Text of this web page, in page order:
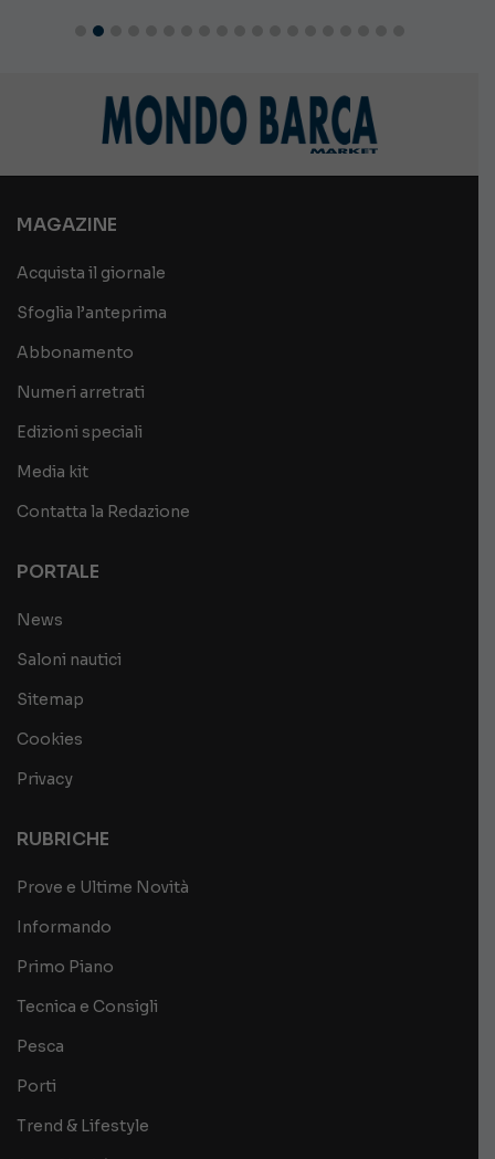
MAGAZINE
Acquista il giornale
Sfoglia l’anteprima
Abbonamento
Numeri arretrati
Edizioni speciali
Media kit
Contatta la Redazione
PORTALE
News
Saloni nautici
Sitemap
Cookies
Privacy
RUBRICHE
Prove e Ultime Novità
Informando
Primo Piano
Tecnica e Consigli
Pesca
Porti
Trend & Lifestyle